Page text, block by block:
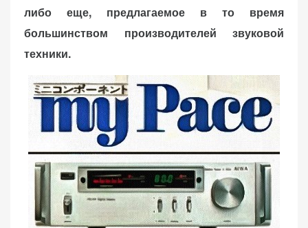
либо еще, предлагаемое в то время
большинством производителей звуковой
техники.